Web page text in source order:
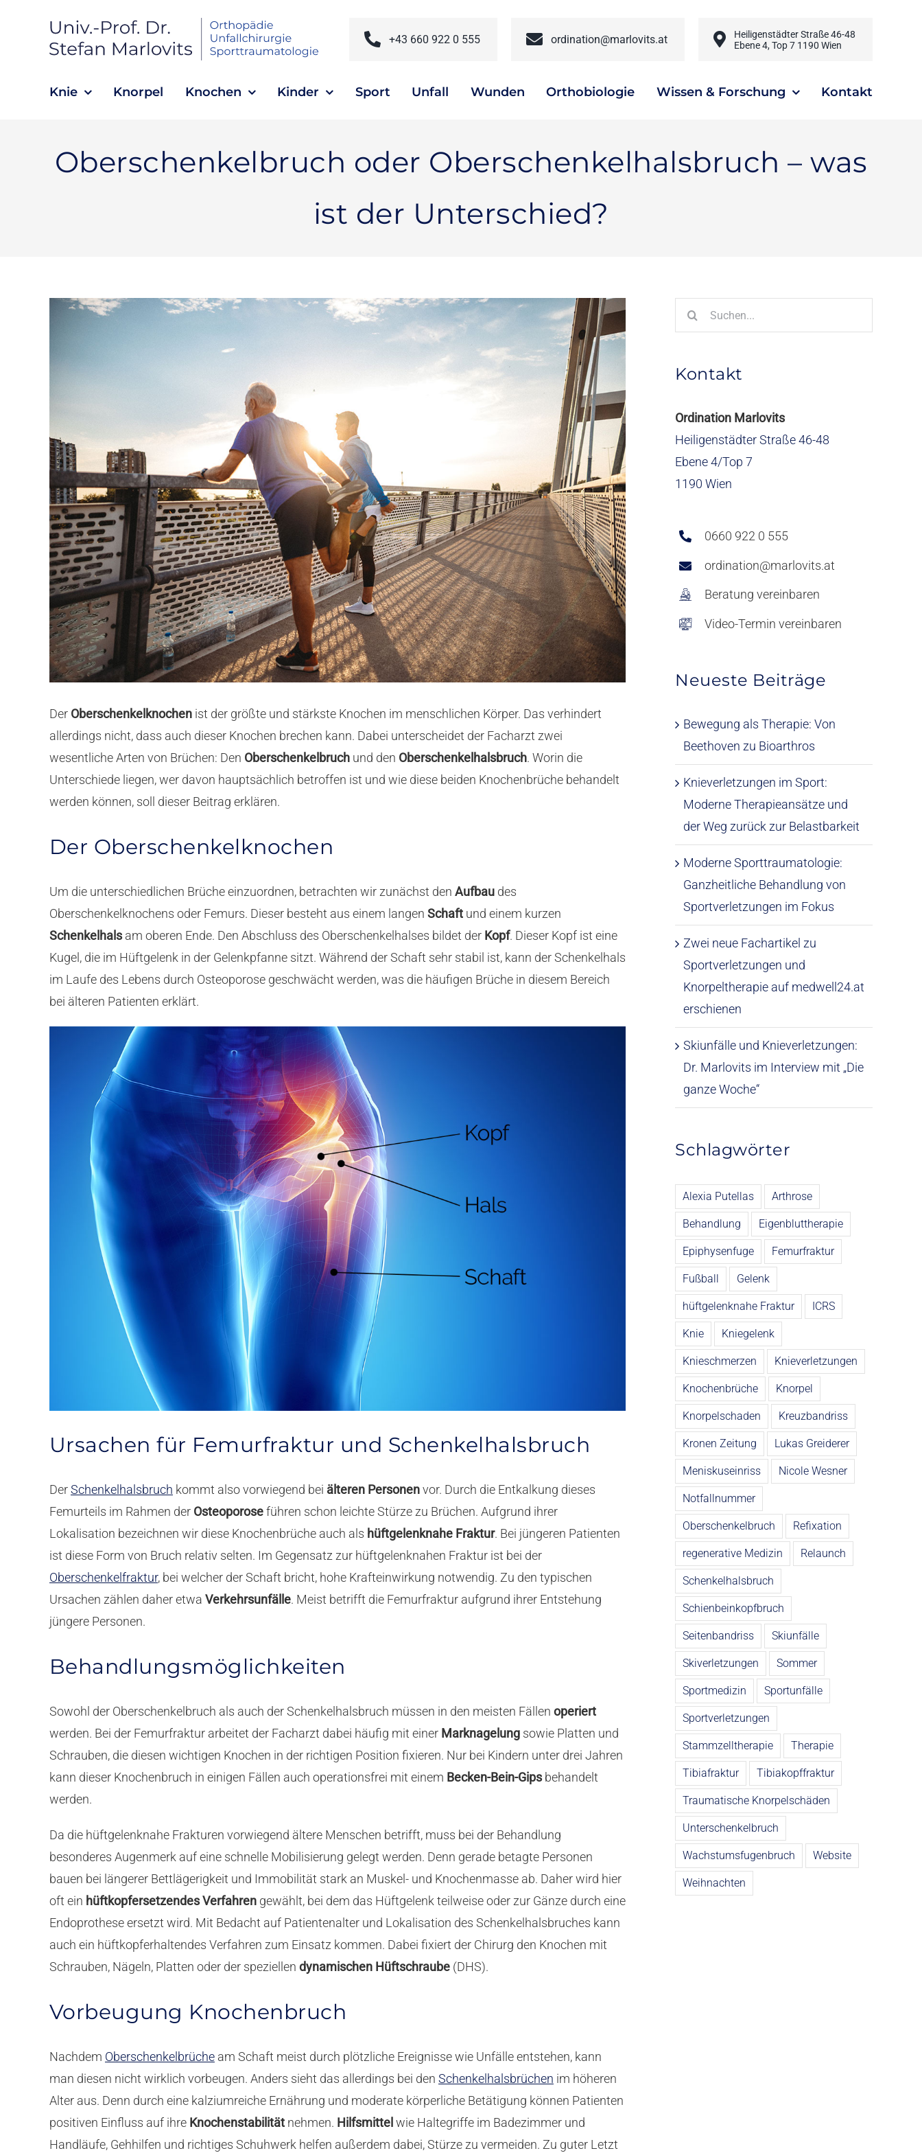
+43 660 922 0 555 ordination@marlovits.at
Heiligenstädter Straße 46-48
Ebene 4, Top 7 1190 Wien
Knie Knorpel Knochen Kinder Sport Unfall Wunden Orthobiologie Wissen & Forschung Kontakt
Oberschenkelbruch oder Oberschenkelhalsbruch – was
ist der Unterschied?
Der Oberschenkelknochenist der größte und stärkste Knochen im menschlichen Körper. Das verhindert
allerdings nicht, dass auch dieser Knochen brechen kann. Dabei unterscheidet der Facharzt zwei
wesentliche Arten von Brüchen: Den Oberschenkelbruchund den Oberschenkelhalsbruch. Worin die
Unterschiede liegen, wer davon hauptsächlich betroffen ist und wie diese beiden Knochenbrüche behandelt
werden können, soll dieser Beitrag erklären.
Der Oberschenkelknochen
Um die unterschiedlichen Brüche einzuordnen, betrachten wir zunächst den Aufbaudes
Oberschenkelknochens oder Femurs. Dieser besteht aus einem langen Schaftund einem kurzen
Schenkelhalsam oberen Ende. Den Abschluss des Oberschenkelhalses bildet der Kopf. Dieser Kopf ist eine
Kugel, die im Hüftgelenk in der Gelenkpfanne sitzt. Während der Schaft sehr stabil ist, kann der Schenkelhals
im Laufe des Lebens durch Osteoporose geschwächt werden, was die häufigen Brüche in diesem Bereich
bei älteren Patienten erklärt.
Ursachen für Femurfraktur und Schenkelhalsbruch
DerSchenkelhalsbruch kommt also vorwiegend bei älteren Personenvor. Durch die Entkalkung dieses
Femurteils im Rahmen der Osteoporoseführen schon leichte Stürze zu Brüchen. Aufgrund ihrer
Lokalisation bezeichnen wir diese Knochenbrüche auch als hüftgelenknahe Fraktur. Bei jüngeren Patienten
ist diese Form von Bruch relativ selten. Im Gegensatz zur hüftgelenknahen Fraktur ist bei der
Oberschenkelfraktur, bei welcher der Schaft bricht, hohe Krafteinwirkung notwendig. Zu den typischen
Ursachen zählen daher etwa Verkehrsunfälle. Meist betrifft die Femurfraktur aufgrund ihrer Entstehung
jüngere Personen.
Behandlungsmöglichkeiten
Sowohl der Oberschenkelbruch als auch der Schenkelhalsbruch müssen in den meisten Fällen operiert
werden. Bei der Femurfraktur arbeitet der Facharzt dabei häufig mit einer Marknagelungsowie Platten und
Schrauben, die diesen wichtigen Knochen in der richtigen Position fixieren. Nur bei Kindern unter drei Jahren
kann dieser Knochenbruch in einigen Fällen auch operationsfrei mit einem Becken-Bein-Gipsbehandelt
werden.
Da die hüftgelenknahe Frakturen vorwiegend ältere Menschen betrifft, muss bei der Behandlung
besonderes Augenmerk auf eine schnelle Mobilisierung gelegt werden. Denn gerade betagte Personen
bauen bei längerer Bettlägerigkeit und Immobilität stark an Muskel- und Knochenmasse ab. Daher wird hier
oft ein hüftkopfersetzendes Verfahrengewählt, bei dem das Hüftgelenk teilweise oder zur Gänze durch eine
Endoprothese ersetzt wird. Mit Bedacht auf Patientenalter und Lokalisation des Schenkelhalsbruches kann
auch ein hüftkopferhaltendes Verfahren zum Einsatz kommen. Dabei fixiert der Chirurg den Knochen mit
Schrauben, Nägeln, Platten oder der speziellen dynamischen Hüftschraube(DHS).
Vorbeugung Knochenbruch
Nachdem Oberschenkelbrücheam Schaft meist durch plötzliche Ereignisse wie Unfälle entstehen, kann
man diesen nicht wirklich vorbeugen. Anders sieht das allerdings bei den Schenkelhalsbrüchen im höheren
Alter aus. Denn durch eine kalziumreiche Ernährung und moderate körperliche Betätigung können Patienten
positiven Einfluss auf ihre Knochenstabilitätnehmen. Hilfsmittel wie Haltegriffe im Badezimmer und
Handläufe, Gehhilfen und richtiges Schuhwerk helfen außerdem dabei, Stürze zu vermeiden. Zu guter Letzt
Suche
nach:
Kontakt
Ordination Marlovits
Heiligenstädter Straße 46-48
Ebene 4/Top 7
1190 Wien
0660 922 0 555
ordination@marlovits.at
Beratung vereinbaren
Video-Termin vereinbaren
Neueste Beiträge
Bewegung als Therapie: Von
Beethoven zu Bioarthros
Knieverletzungen im Sport:
Moderne Therapieansätze und
der Weg zurück zur Belastbarkeit
Moderne Sporttraumatologie:
Ganzheitliche Behandlung von
Sportverletzungen im Fokus
Zwei neue Fachartikel zu
Sportverletzungen und
Knorpeltherapie auf medwell24.at
erschienen
Skiunfälle und Knieverletzungen:
Dr. Marlovits im Interview mit „Die
ganze Woche“
Schlagwörter
Alexia Putellas Arthrose
Behandlung Eigenbluttherapie
Epiphysenfuge Femurfraktur
Fußball Gelenk
hüftgelenknahe Fraktur ICRS
Knie Kniegelenk
Knieschmerzen Knieverletzungen
Knochenbrüche Knorpel
Knorpelschaden Kreuzbandriss
Kronen Zeitung Lukas Greiderer
Meniskuseinriss Nicole Wesner
Notfallnummer
Oberschenkelbruch Refixation
regenerative Medizin Relaunch
Schenkelhalsbruch
Schienbeinkopfbruch
Seitenbandriss Skiunfälle
Skiverletzungen Sommer
Sportmedizin Sportunfälle
Sportverletzungen
Stammzelltherapie Therapie
Tibiafraktur Tibiakopffraktur
Traumatische Knorpelschäden
Unterschenkelbruch
Wachstumsfugenbruch Website
Weihnachten